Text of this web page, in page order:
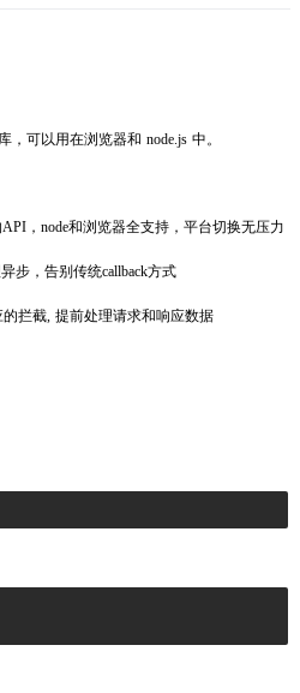
，可以用在浏览器和 node.js 中。
，node和浏览器全支持，平台切换无压力
步，告别传统callback方式
拦截, 提前处理请求和响应数据